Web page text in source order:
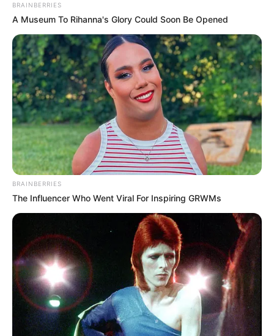
Gyászba borult a Beatles-korszak:
elment Len Garry
Újabb fejezet zárult le a rocktörténelem
BRAINBERRIES
A Museum To Rihanna's Glory Could Soon Be Opened
BRAINBERRIES
The Influencer Who Went Viral For Inspiring GRWMs